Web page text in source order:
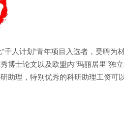
千人计划”青年项目入选者，受聘为
士论文以及欧盟内“玛丽居里”独
理，特别优秀的科研助理工资可以